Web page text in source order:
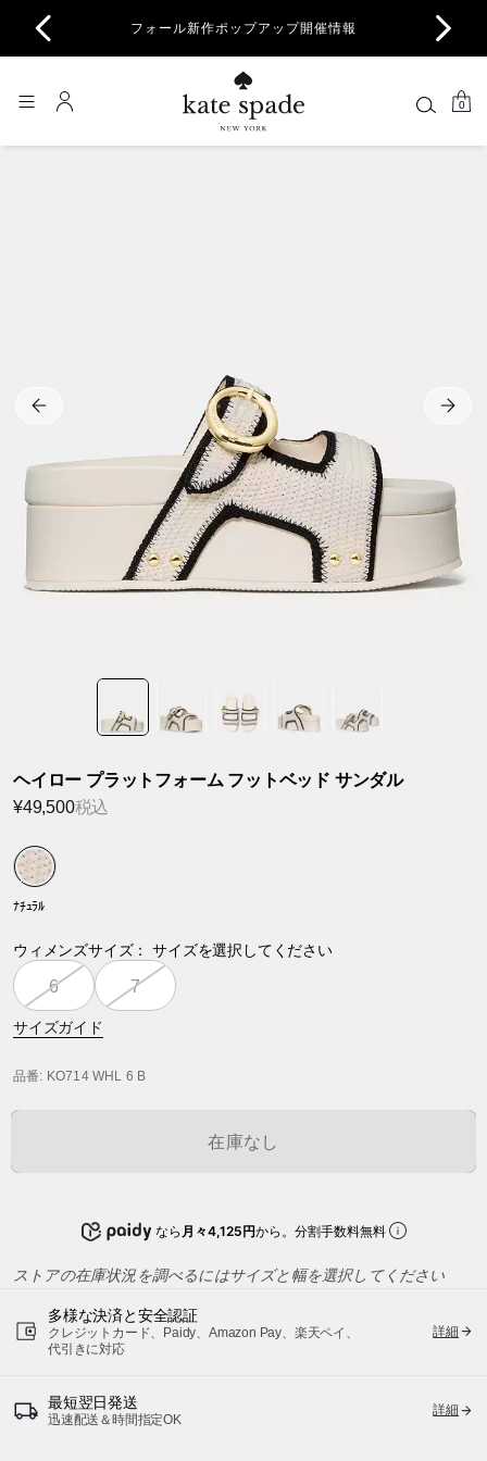
フォール新作ポップアップ開催情報
0
ヘイロー プラットフォーム フットベッド サンダル
¥49,500税込
ﾅﾁｭﾗﾙ
ウィメンズサイズ： サイズを選択してください
6 7
サイズガイド
品番: KO714 WHL 6 B
在庫なし
なら 月々4,125円から。分割手数料無料
ストアの在庫状況を調べるにはサイズと幅を選択してください
多様な決済と安全認証
クレジットカード、Paidy、Amazon Pay、楽天ペイ、
代引きに対応
詳細
最短翌日発送
迅速配送＆時間指定OK
詳細